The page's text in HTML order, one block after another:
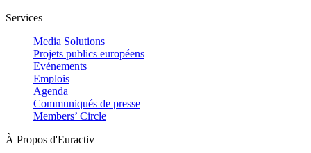
Services
Media Solutions
Projets publics européens
Evénements
Emplois
Agenda
Communiqués de presse
Members’ Circle
À Propos d'Euractiv